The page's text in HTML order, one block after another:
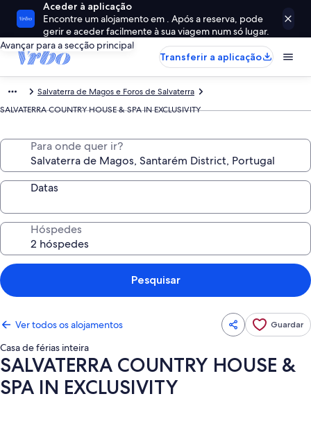
Aceder à aplicação
Encontre um alojamento em . Após a reserva, pode
gerir e aceder facilmente à sua viagem num só lugar.
Avançar para a secção principal
Transferir a aplicação
Salvaterra de Magos e Foros de Salvaterra
SALVATERRA COUNTRY HOUSE & SPA IN EXCLUSIVITY
Para onde quer ir?
Datas
Hóspedes
Pesquisar
Ver todos os alojamentos Guardar
Casa de férias inteira
SALVATERRA COUNTRY HOUSE &
SPA IN EXCLUSIVITY